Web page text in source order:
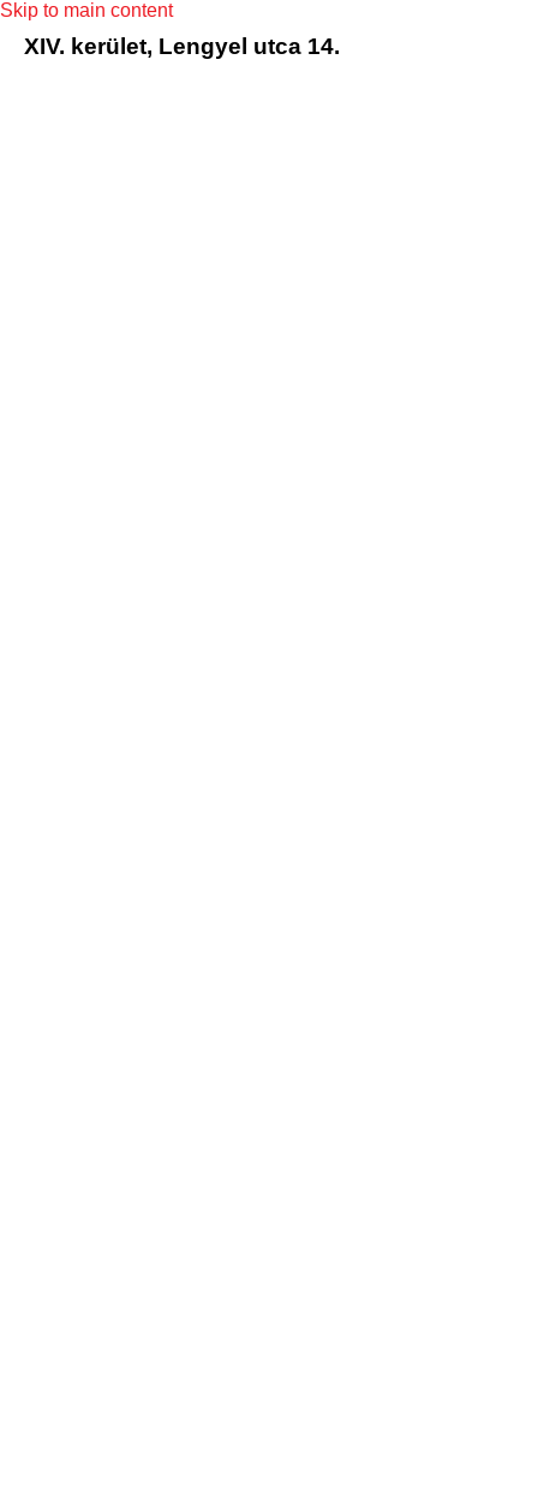
Skip to main content
XIV. kerület, Lengyel utca 14.